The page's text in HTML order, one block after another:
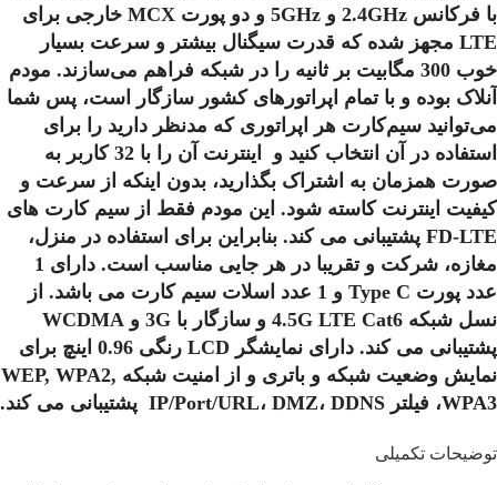
با فرکانس 2.4GHz و 5GHz و دو پورت MCX خارجی برای
LTE مجهز شده که قدرت سیگنال بیشتر و سرعت بسیار
خوب 300 مگابیت بر ثانیه را در شبکه فراهم می‌سازند. مودم
آنلاک بوده و با تمام اپراتورهای کشور سازگار است، پس شما
می‌توانید سیم‌کارت هر اپراتوری که مدنظر دارید را برای
استفاده در آن انتخاب کنید و اینترنت آن را با 32 کاربر به
صورت همزمان به اشتراک بگذارید، بدون اینکه از سرعت و
کیفیت اینترنت کاسته شود. این مودم فقط از سیم کارت های
FD-LTE پشتیبانی می کند. بنابراین برای استفاده در منزل،
مغازه، شرکت و تقریبا در هر جایی مناسب است. دارای 1
عدد پورت Type C و 1 عدد اسلات سیم کارت می باشد. از
نسل شبکه 4.5G LTE Cat6 و سازگار با 3G و WCDMA
پشتیبانی می کند. دارای نمایشگر LCD رنگی 0.96 اینچ برای
نمایش وضعیت شبکه و باتری و از امنیت شبکه WEP, WPA2,
WPA3، فیلتر IP/Port/URL، DMZ، DDNS پشتیبانی می کند.
توضیحات تکمیلی